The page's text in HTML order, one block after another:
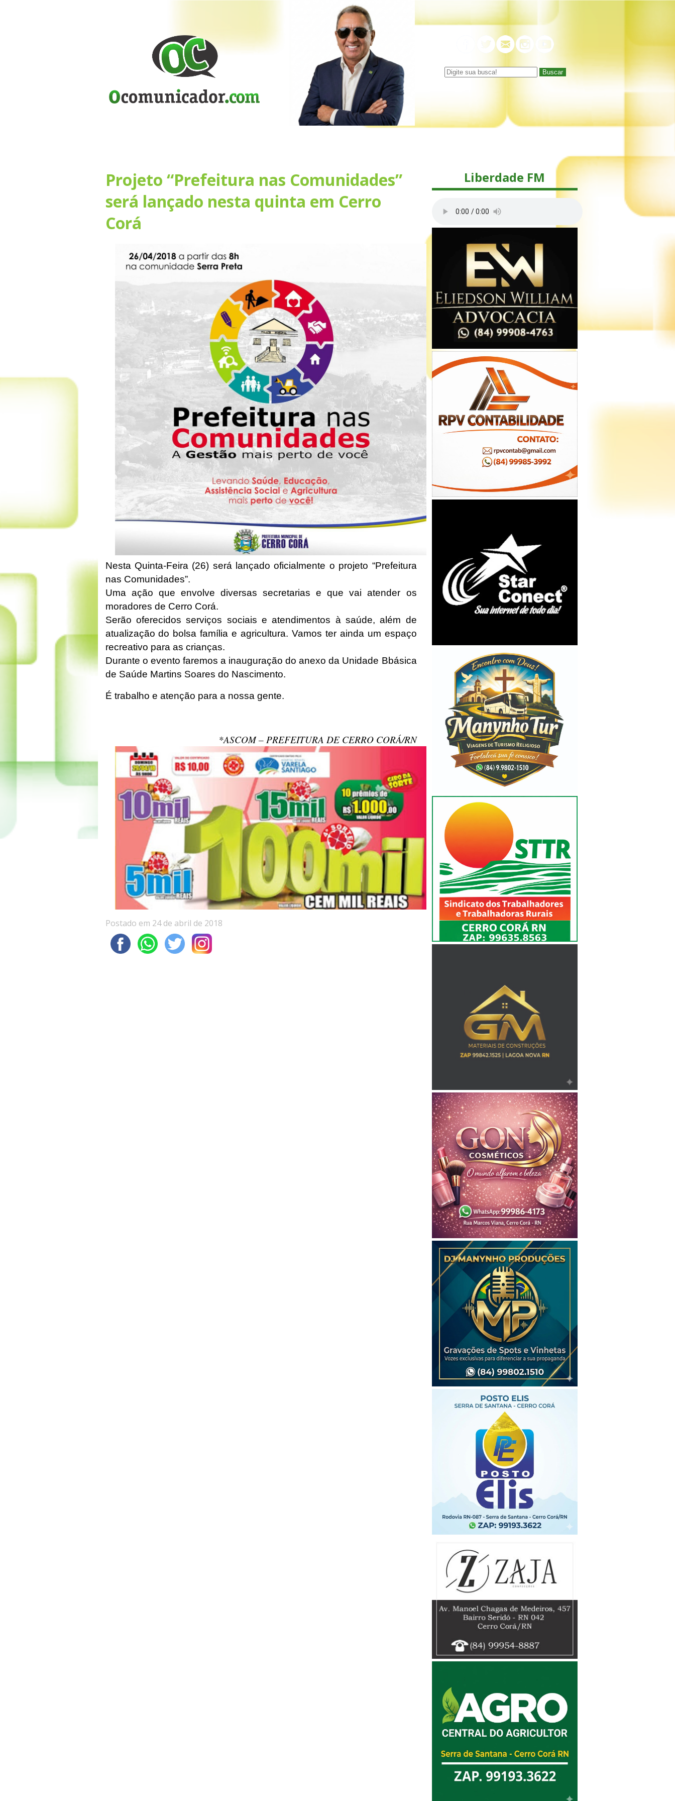
Buscar
Projeto “Prefeitura nas Comunidades”
será lançado nesta quinta em Cerro
Corá
Nesta Quinta-Feira (26) será lançado oficialmente o projeto “Prefeitura
nas Comunidades”.
Uma ação que envolve diversas secretarias e que vai atender os
moradores de Cerro Corá.
Serão oferecidos serviços sociais e atendimentos à saúde, além de
atualização do bolsa família e agricultura. Vamos ter ainda um espaço
recreativo para as crianças.
Durante o evento faremos a inauguração do anexo da Unidade Bbásica
de Saúde Martins Soares do Nascimento.
É trabalho e atenção para a nossa gente.
*ASCOM – PREFEITURA DE CERRO CORÁ/RN
Postado em 24 de abril de 2018
Liberdade FM